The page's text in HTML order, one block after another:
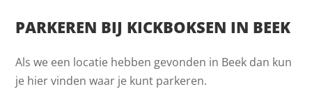
PARKEREN BIJ KICKBOKSEN IN BEEK
Als we een locatie hebben gevonden in Beek dan kun
je hier vinden waar je kunt parkeren.